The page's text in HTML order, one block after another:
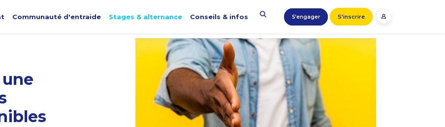
Communauté d'entraide Stages & alternance Conseils & infos S’engager S'inscrire